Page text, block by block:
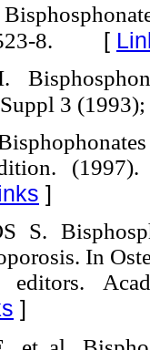
8. [
3
]
S.
In
]